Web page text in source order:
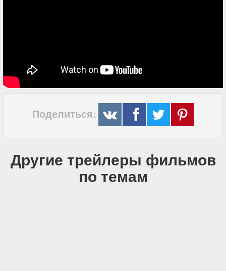
Поделиться:
Другие трейлеры фильмов
по темам